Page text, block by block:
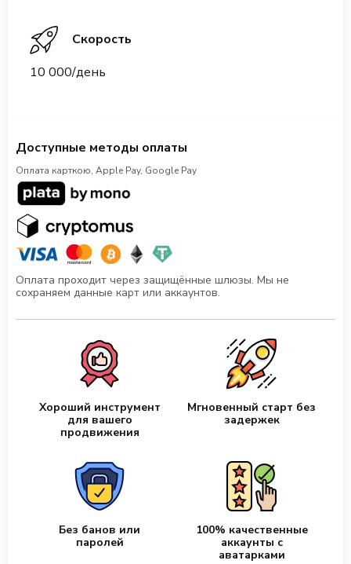
Скорость
10 000/день
Доступные методы оплаты
Оплата карткою, Apple Pay, Google Pay
Оплата проходит через защищённые шлюзы. Мы не
сохраняем данные карт или аккаунтов.
Хороший инструмент
для вашего
продвижения
Мгновенный старт без
задержек
Без банов или
паролей
100% качественные
аккаунты с
аватарками